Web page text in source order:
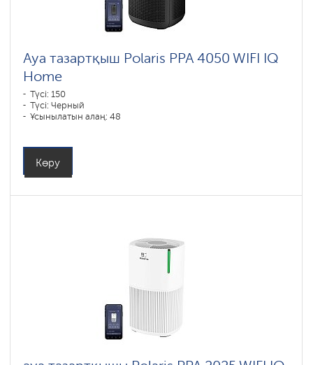
Ауа тазартқыш Polaris PPA 4050 WIFI IQ
Home
Түсі: 150
Түсі: Черный
Ұсынылатын алаң: 48
Көру